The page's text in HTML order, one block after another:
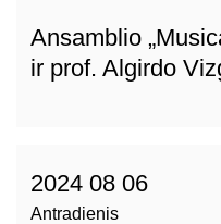
Ansamblio
ir prof. Algirdo
2024 08 06
Antradienis